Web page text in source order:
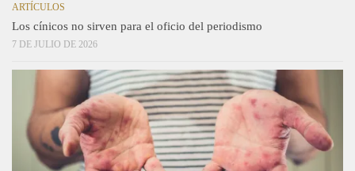
ARTÍCULOS
Los cínicos no sirven para el oficio del periodismo
7 DE JULIO DE 2026